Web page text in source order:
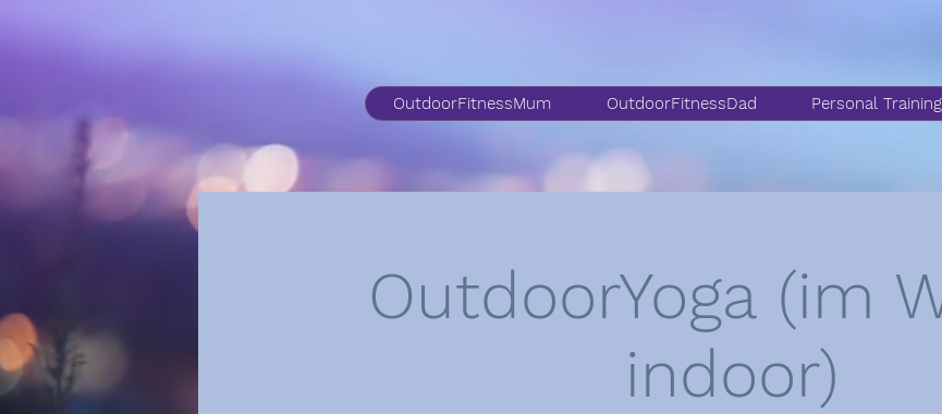
OutdoorFitnessMum OutdoorFitnessDad Personal Training
OutdoorYoga (im
indoor)